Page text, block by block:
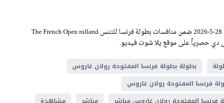
مشاهدة بطولة فرنسا المفتوحة رولان غاروس بث مباشر اليوم الخميس 28-5-2026 ضمن منافسات بطولة فرنسا للتنس The French Open rolland
بطولة بطولة فرنسا المفتوحة رولان غاروس
فرنسا المفتوحة رولان غاروس